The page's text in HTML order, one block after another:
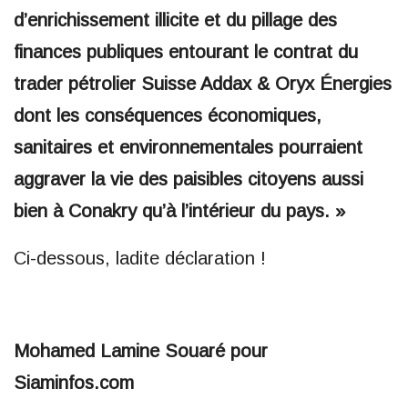
d’enrichissement illicite et du pillage des
finances publiques entourant le contrat du
trader pétrolier Suisse Addax & Oryx Énergies
dont les conséquences économiques,
sanitaires et environnementales pourraient
aggraver la vie des paisibles citoyens aussi
bien à Conakry qu’à l’intérieur du pays. »
Ci-dessous, ladite déclaration !
Mohamed Lamine Souaré pour
Siaminfos.com